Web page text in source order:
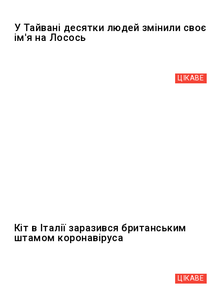
У Тайвані десятки людей змінили своє
ім'я на Лосось
ЦІКАВЕ
Кіт в Італії заразився британським
штамом коронавіруса
ЦІКАВЕ